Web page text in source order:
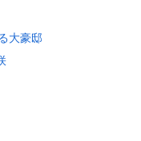
大豪邸